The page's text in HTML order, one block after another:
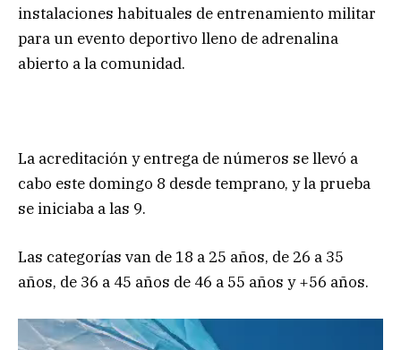
instalaciones habituales de entrenamiento militar
para un evento deportivo lleno de adrenalina
abierto a la comunidad.
La acreditación y entrega de números se llevó a
cabo este domingo 8 desde temprano, y la prueba
se iniciaba a las 9.
Las categorías van de 18 a 25 años, de 26 a 35
años, de 36 a 45 años de 46 a 55 años y +56 años.